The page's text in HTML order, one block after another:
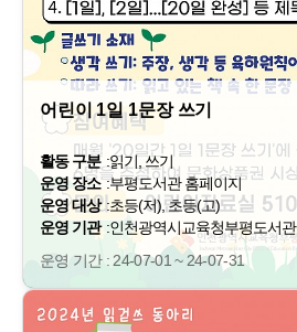
어린이 1일 1문장 쓰기
활동 구분 :읽기, 쓰기
운영 장소 :부평도서관 홈페이지
운영 대상 :초등(저), 초등(고)
운영 기관 :인천광역시교육청부평도서관
운영 기간 : 24-07-01 ~ 24-07-31